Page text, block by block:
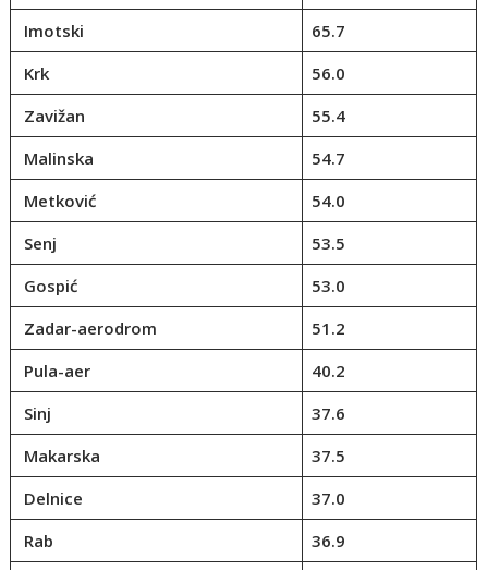
Imotski
65.7
Krk
56.0
Zavižan
55.4
Malinska
54.7
Metković
54.0
Senj
53.5
Gospić
53.0
Zadar-aerodrom
51.2
Pula-aer
40.2
Sinj
37.6
Makarska
37.5
Delnice
37.0
Rab
36.9